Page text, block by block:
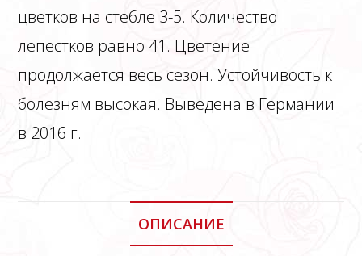
цветков на стебле 3-5. Количество
лепестков равно 41. Цветение
продолжается весь сезон. Устойчивость к
болезням высокая. Выведена в Германии
в 2016 г.
ОПИСАНИЕ